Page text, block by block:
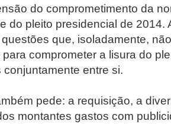
do comprometimento da
do pleito presidencial de 2014.
que, isoladamente,
comprometer a lisura do
conjuntamente entre si.
pede: a requisição, a
montantes gastos com